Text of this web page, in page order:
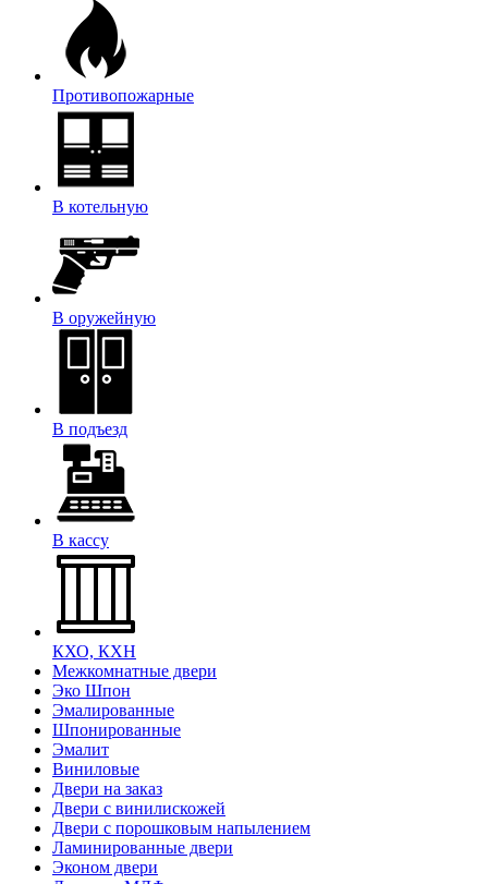
Противопожарные
В котельную
В оружейную
В подъезд
В кассу
КХО, КХН
Межкомнатные двери
Эко Шпон
Эмалированные
Шпонированные
Эмалит
Виниловые
Двери на заказ
Двери с винилискожей
Двери с порошковым напылением
Ламинированные двери
Эконом двери